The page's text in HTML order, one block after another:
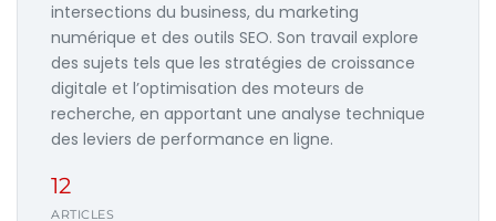
intersections du business, du marketing
numérique et des outils SEO. Son travail explore
des sujets tels que les stratégies de croissance
digitale et l’optimisation des moteurs de
recherche, en apportant une analyse technique
des leviers de performance en ligne.
12
ARTICLES